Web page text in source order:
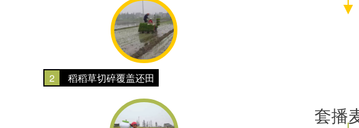
2 稻稻草切碎覆盖还田
套播